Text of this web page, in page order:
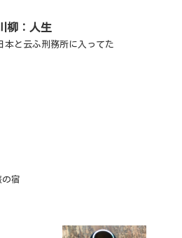
柳：人生
本と云ふ刑務所に入ってた
の宿